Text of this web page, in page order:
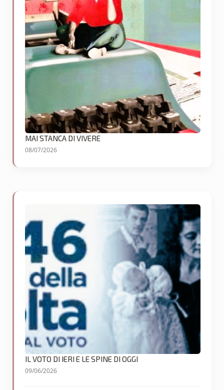
MAI STANCA DI VIVERE
08/07/2026
IL VOTO DI IERI E LE SPINE DI OGGI
09/06/2026